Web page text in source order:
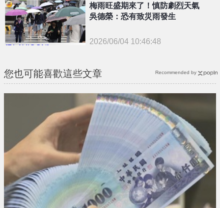
{PLAYICON}
梅雨旺盛期來了！慎防劇烈天氣
吳德榮：恐有致災雨發生
2026/06/04 10:46:48
您也可能喜歡這些文章 Recommended by